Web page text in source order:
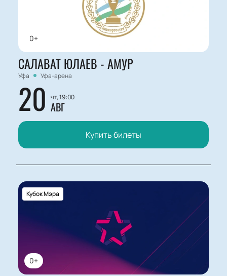
0+
САЛАВАТ ЮЛАЕВ - АМУР
Уфа Уфа-арена
20 чт, 19:00
АВГ
Купить билеты
0+
Кубок Мэра